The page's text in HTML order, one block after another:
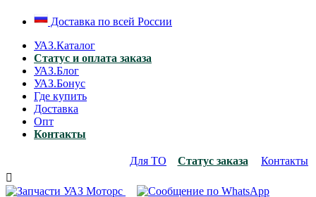
Доставка по всей России
УАЗ.Каталог
Статус и оплата заказа
УАЗ.Блог
УАЗ.Бонус
Где купить
Доставка
Опт
Контакты
Для ТО Статус заказа
Контакты
